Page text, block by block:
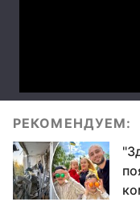
РЕКОМЕНДУЕМ: